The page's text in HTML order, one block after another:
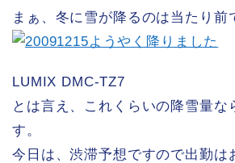
まぁ、冬に雪が降るのは当たり前
LUMIX DMC-TZ7
とは言え、これくらいの降雪量な
す。
今日は、渋滞予想ですので出勤は